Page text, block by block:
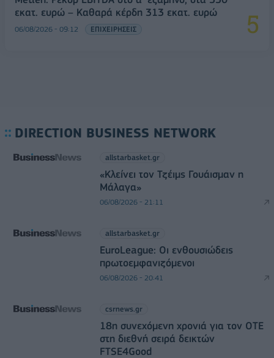
εκατ. ευρώ – Καθαρά κέρδη 313 εκατ. ευρώ
06/08/2026 - 09:12 ΕΠΙΧΕΙΡΗΣΕΙΣ
DIRECTION BUSINESS NETWORK
allstarbasket.gr
«Κλείνει τον Τζέιμς Γουάισμαν η
Μάλαγα»
06/08/2026 - 21:11
allstarbasket.gr
EuroLeague: Οι ενθουσιώδεις
πρωτοεμφανιζόμενοι
06/08/2026 - 20:41
csrnews.gr
18η συνεχόμενη χρονιά για τον ΟΤΕ
στη διεθνή σειρά δεικτών
FTSE4Good